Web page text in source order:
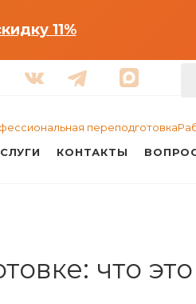
11%
КОНТАКТЫ
переподготовка
что